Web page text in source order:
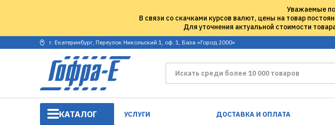
Уважаемые
В связи со скачками курсов валют, цены на товар
Для уточнения актуальной стоимости
г. Екатеринбург, Переулок Никольский 1, оф. 1, База «Город 2000»
КАТАЛОГ УСЛУГИ ДОСТАВКА И ОПЛАТА